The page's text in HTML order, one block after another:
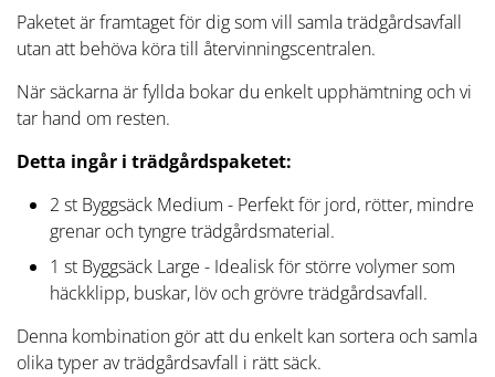
Paketet är framtaget för dig som vill samla trädgårdsavfall
utan att behöva köra till återvinningscentralen.
När säckarna är fyllda bokar du enkelt upphämtning och vi
tar hand om resten.
Detta ingår i trädgårdspaketet:
2 st Byggsäck Medium - Perfekt för jord, rötter, mindre
grenar och tyngre trädgårdsmaterial.
1 st Byggsäck Large - Idealisk för större volymer som
häckklipp, buskar, löv och grövre trädgårdsavfall.
Denna kombination gör att du enkelt kan sortera och samla
olika typer av trädgårdsavfall i rätt säck.